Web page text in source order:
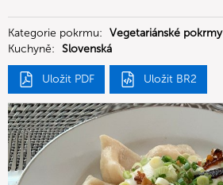
Kategorie pokrmu: Vegetariánské pokrmy
Kuchyně: Slovenská
Uložit PDF Uložit BR2